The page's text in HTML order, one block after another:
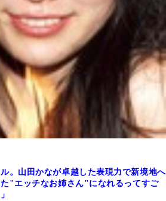
。山田かなが卓越した表現力で新境地へ
た"エッチなお姉さん"になれるってすご